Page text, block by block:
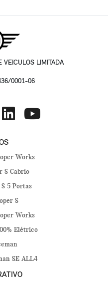
VEICULOS LIMITADA
0001-06
Works
S Cabrio
5 Portas
S
Works
Elétrico
SE ALL4